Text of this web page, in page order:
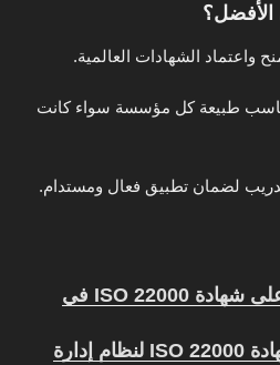
الأفضل؟
واعتماد الشهادات العالمية.
طبيعة كل مؤسسة سواء كانت
لضمان تطبيق فعال ومستدام.
ما هي تكلفة الحصول على شهادة ISO 22000 في
أفضل شركات تمنح شهادة ISO 22000 لنظام إدارة